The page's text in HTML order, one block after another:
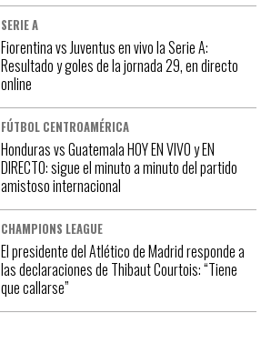
SERIE A
Fiorentina vs Juventus en vivo la Serie A:
Resultado y goles de la jornada 29, en directo
online
FÚTBOL CENTROAMÉRICA
Honduras vs Guatemala HOY EN VIVO y EN
DIRECTO: sigue el minuto a minuto del partido
amistoso internacional
CHAMPIONS LEAGUE
El presidente del Atlético de Madrid responde a
las declaraciones de Thibaut Courtois: “Tiene
que callarse”